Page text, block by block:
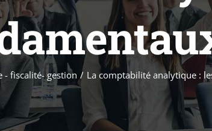
- fiscalité- gestion / La comptabilité analytique :